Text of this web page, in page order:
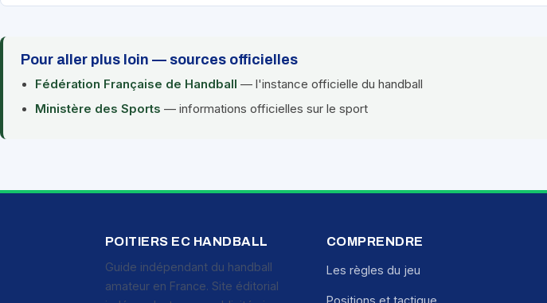
Pour aller plus loin — sources officielles
Fédération Française de Handball — l'instance officielle du handball
Ministère des Sports — informations officielles sur le sport
POITIERS EC HANDBALL
Guide indépendant du handball
amateur en France. Site éditorial
COMPRENDRE
Les règles du jeu